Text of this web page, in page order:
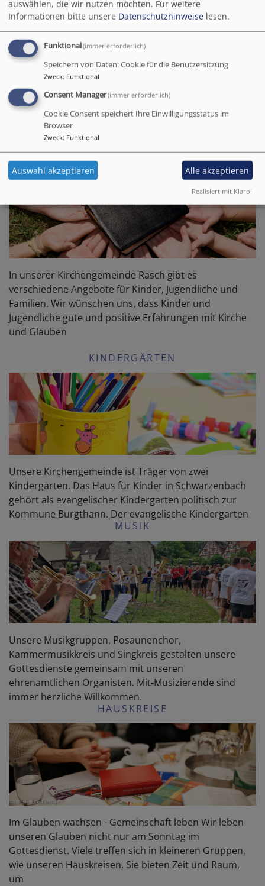
Gemeinsam Gottesdienst feiern ist der Mittelpunkt
unseres Gemeindelebens. Zeit, um zu sich selbst zu
finden. Zeit, das eigene Leben zu bedenken und für das
Leben Kraft zu bekommen. Denn wir glauben
KINDER UND JUGEND
In unserer Kirchengemeinde Rasch gibt es
verschiedene Angebote für Kinder, Jugendliche und
Familien. Wir wünschen uns, dass Kinder und
Jugendliche gute und positive Erfahrungen mit Kirche
und Glauben
KINDERGÄRTEN
Unsere Kirchengemeinde ist Träger von zwei
Kindergärten. Das Haus für Kinder in Schwarzenbach
gehört als evangelischer Kindergarten politisch zur
Kommune Burgthann. Der evangelische Kindergarten
MUSIK
Unsere Musikgruppen, Posaunenchor,
Kammermusikkreis und Singkreis gestalten unsere
Gottesdienste gemeinsam mit unseren
ehrenamtlichen Organisten. Mit-Musizierende sind
immer herzliche Willkommen.
HAUSKREISE
Im Glauben wachsen - Gemeinschaft leben Wir leben
unseren Glauben nicht nur am Sonntag im
Gottesdienst. Viele treffen sich in kleineren Gruppen,
wie unseren Hauskreisen. Sie bieten Zeit und Raum,
um
auswählen, die wir nutzen möchten. Für weitere
Informationen bitte unsere Datenschutzhinweise lesen.
Funktional(immer erforderlich)
Speichern von Daten: Cookie für die Benutzersitzung
Zweck: Funktional
Consent Manager(immer erforderlich)
Cookie Consent speichert Ihre Einwilligungsstatus im
Browser
Zweck: Funktional
Auswahl akzeptieren Alle akzeptieren
Realisiert mit Klaro!